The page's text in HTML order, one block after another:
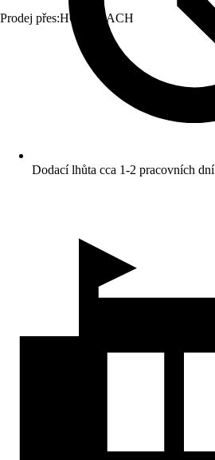
Prodej přes:HORNBACH
Dodací lhůta cca 1-2 pracovních dní